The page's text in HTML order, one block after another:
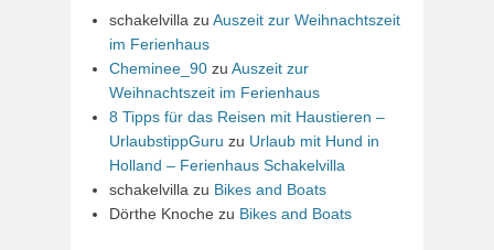
schakelvilla zu Auszeit zur Weihnachtszeit
im Ferienhaus
Cheminee_90 zu Auszeit zur
Weihnachtszeit im Ferienhaus
8 Tipps für das Reisen mit Haustieren –
UrlaubstippGuru zu Urlaub mit Hund in
Holland – Ferienhaus Schakelvilla
schakelvilla zu Bikes and Boats
Dörthe Knoche zu Bikes and Boats